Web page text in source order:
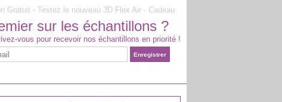
Gratuit - Testez le nouveau 3D Flex Air - Cadeau
sur les échantillons ?
vous pour recevoir nos échantillons en priorité !